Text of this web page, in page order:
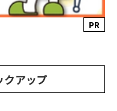
PR
クアップ